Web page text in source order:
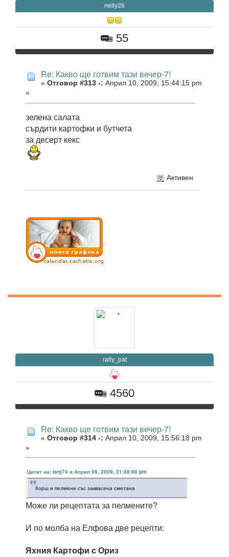
nelly26
55
Re: Какво ще готвим тази вечер-7!
« Отговор #313 -: Април 10, 2009, 15:44:15 pm
»
зелена салата
сърдити картофки и бутчета
за десерт кекс
Активен
rally_pat
4560
Re: Какво ще готвим тази вечер-7!
« Отговор #314 -: Април 10, 2009, 15:56:18 pm
»
Цитат на: tanj74 в Април 09, 2009, 21:38:00 pm
борш и пелмени със заквасена сметана
Може ли рецептата за пелмените?
И по молба на Елфова две рецепти:
Яхния Картофи с Ориз